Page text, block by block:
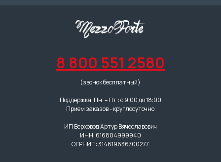
8 800 551 2580
(звонок бесплатный)
Поддержка: Пн. – Пт.: с 9:00 до 18:00
Прием заказов - круглосуточно
ИП Верховод Артур Вячеславович
ИНН: 616804999940
ОГРНИП: 314619636700277